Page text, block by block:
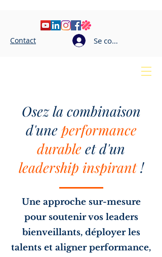
Contact Se connecter
Osez la combinaison
d'uneperformance
durableet d'un
leadership inspirant!
Une approche sur-mesure
pour soutenir vos leaders
bienveillants, déployer les
talents et aligner performance,